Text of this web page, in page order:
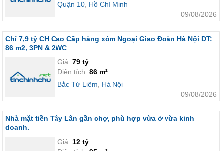
Quận 10 Hồ Chí Minh
09/08/2026
Chỉ 7,9 tỷ CH Cao Cấp hàng xóm Ngoại Giao Đoàn Hà Nội DT:
86 m2, 3PN & 2WC
Giá: 79 tỷ
Diện tích: 86 m²
Bắc Từ Liêm
Hà Nội
09/08/2026
Nhà mặt tiền Tây Lân gần chợ, phù hợp vừa ở vừa kinh
doanh.
Giá: 12 tỷ